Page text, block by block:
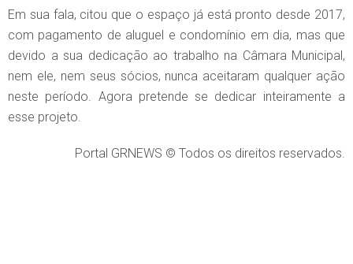
Em sua fala, citou que o espaço já está pronto desde 2017,
com pagamento de aluguel e condomínio em dia, mas que
devido a sua dedicação ao trabalho na Câmara Municipal,
nem ele, nem seus sócios, nunca aceitaram qualquer ação
neste período. Agora pretende se dedicar inteiramente a
esse projeto.
Portal GRNEWS © Todos os direitos reservados.